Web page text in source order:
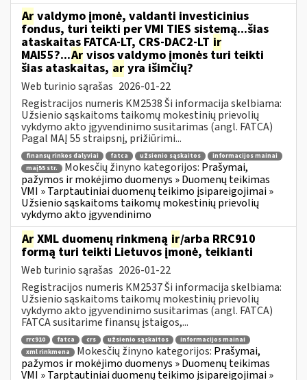
Ar valdymo įmonė, valdanti investicinius
fondus, turi teikti per VMI TIES sistemą...šias
ataskaitas FATCA-LT, CRS-DAC2-LT ir
MAI55?...Ar visos valdymo įmonės turi teikti
šias ataskaitas, ar yra išimčių?
Web turinio sąrašas 2026-01-22
Registracijos numeris KM2538 Ši informacija skelbiama:
Užsienio sąskaitoms taikomų mokestinių prievolių
vykdymo akto įgyvendinimo susitarimas (angl. FATCA)
Pagal MAĮ 55 straipsnį, prižiūrimi...
finansų rinkos dalyviai fatca užsienio sąskaitos
informacijos mainai
maį55 str.
Mokesčių žinyno kategorijos: Prašymai,
pažymos ir mokėjimo duomenys » Duomenų teikimas
VMI » Tarptautiniai duomenų teikimo įsipareigojimai »
Užsienio sąskaitoms taikomų mokestinių prievolių
vykdymo akto įgyvendinimo
Ar XML duomenų rinkmeną ir/arba RRC910
formą turi teikti Lietuvos įmonė, teikianti
Web turinio sąrašas 2026-01-22
Registracijos numeris KM2537 Ši informacija skelbiama:
Užsienio sąskaitoms taikomų mokestinių prievolių
vykdymo akto įgyvendinimo susitarimas (angl. FATCA)
FATCA susitarime finansų įstaigos,...
rrc910 fatca crs užsienio sąskaitos
informacijos mainai
xml rinkmena
Mokesčių žinyno kategorijos: Prašymai,
pažymos ir mokėjimo duomenys » Duomenų teikimas
VMI » Tarptautiniai duomenų teikimo įsipareigojimai »